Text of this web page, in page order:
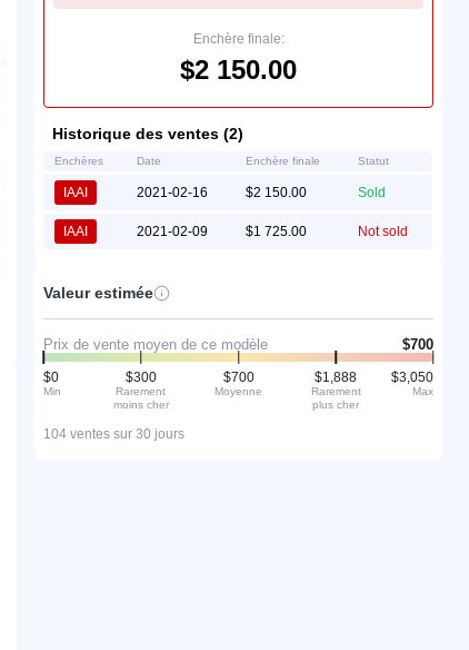
Enchère finale:
$2 150.00
Historique des ventes (2)
Enchères Date Enchère finale Statut
IAAI 2021-02-16 $2 150.00 Sold
IAAI 2021-02-09 $1 725.00 Not sold
Valeur estimée
Prix de vente moyen de ce modèle $700
$0
Min
$300
Rarement
moins cher
$700
Moyenne
$1,888
Rarement
plus cher
$3,050
Max
104 ventes sur 30 jours